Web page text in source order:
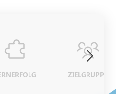
ZIELGRUPPE